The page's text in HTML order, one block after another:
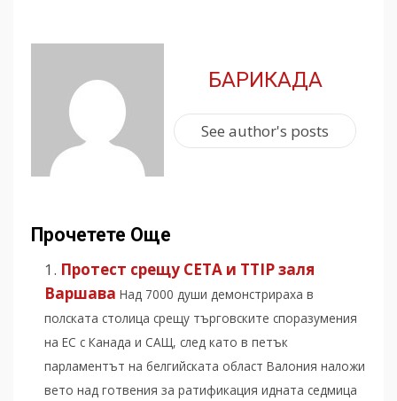
БАРИКАДА
See author's posts
Прочетете Още
Протест срещу CETA и TTIP заля
Варшава Над 7000 души демонстрираха в
полската столица срещу търговските споразумения
на ЕС с Канада и САЩ, след като в петък
парламентът на белгийската област Валония наложи
вето над готвения за ратификация идната седмица